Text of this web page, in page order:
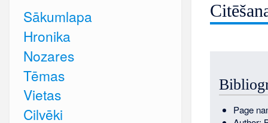
Page
Sākumlapa
Hronika
Nozares
Tēmas
Vietas
Cilvēki